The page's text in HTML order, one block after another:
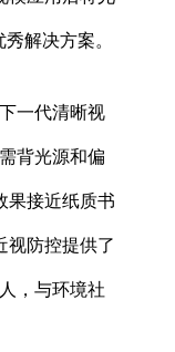
解决方案。
一代清晰视
背光源和偏
果接近纸质书
视防控提供了
，与环境社